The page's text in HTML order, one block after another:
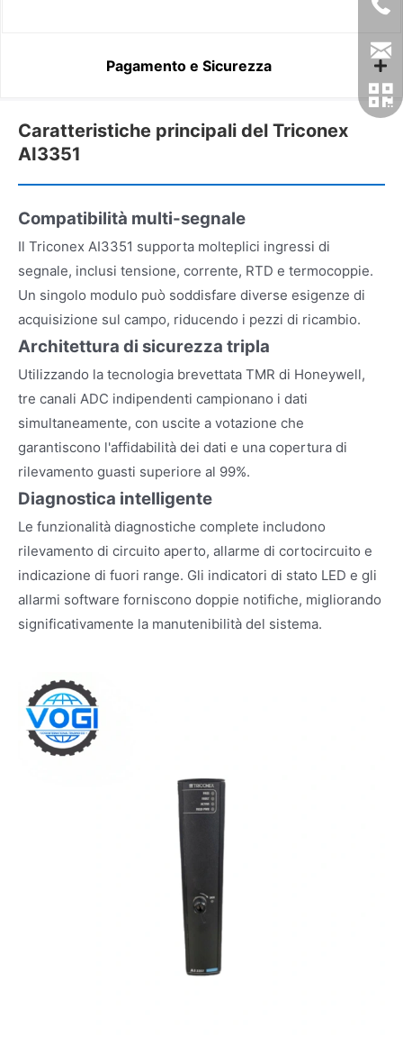
Pagamento e Sicurezza
Caratteristiche principali del Triconex
AI3351
Compatibilità multi-segnale
Il Triconex AI3351 supporta molteplici ingressi di
segnale, inclusi tensione, corrente, RTD e termocoppie.
Un singolo modulo può soddisfare diverse esigenze di
acquisizione sul campo, riducendo i pezzi di ricambio.
Architettura di sicurezza tripla
Utilizzando la tecnologia brevettata TMR di Honeywell,
tre canali ADC indipendenti campionano i dati
simultaneamente, con uscite a votazione che
garantiscono l'affidabilità dei dati e una copertura di
rilevamento guasti superiore al 99%.
Diagnostica intelligente
Le funzionalità diagnostiche complete includono
rilevamento di circuito aperto, allarme di cortocircuito e
indicazione di fuori range. Gli indicatori di stato LED e gli
allarmi software forniscono doppie notifiche, migliorando
significativamente la manutenibilità del sistema.